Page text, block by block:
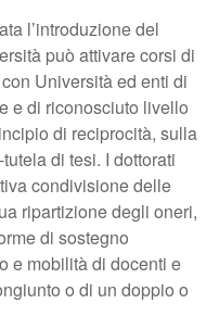
l’introduzione del
può attivare corsi di
Università ed enti di
e di riconosciuto livello
di reciprocità, sulla
di tesi. I dottorati
condivisione delle
ripartizione degli oneri,
di sostegno
e mobilità di docenti e
o di un doppio o